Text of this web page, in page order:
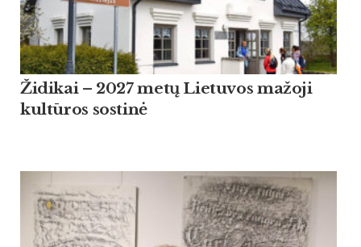
Židikai – 2027 metų Lietuvos mažoji
kultūros sostinė